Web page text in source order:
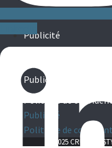
Publicité
Publicité
Politique de
Publicité
Politique de
© 2025 CRUISE &